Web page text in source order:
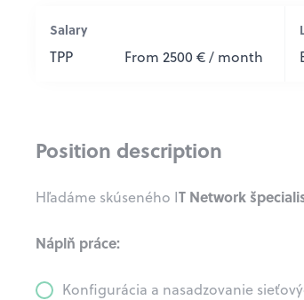
Salary
TPP From 2500 € / month
Position description
Hľadáme skúseného IT Network
Náplň práce:
Konfigurácia a nasadzovanie